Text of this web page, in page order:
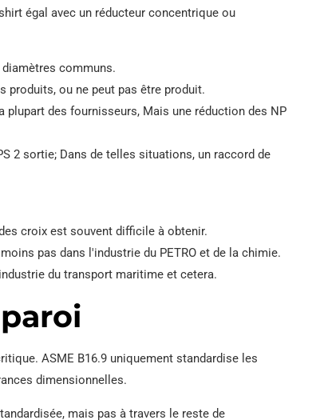
égal avec un réducteur concentrique ou
communs.
produits, ou ne peut pas être produit.
plupart des fournisseurs, Mais une réduction des NP
2 sortie; Dans de telles situations, un raccord de
croix est souvent difficile à obtenir.
pas dans l'industrie du PETRO et de la chimie.
du transport maritime et cetera.
ASME B16.9 uniquement standardise les
dimensionnelles.
mais pas à travers le reste de